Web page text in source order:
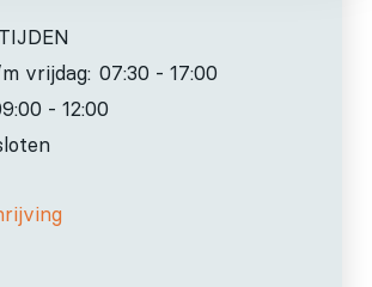
vrijdag: 07:30 - 17:00
- 12:00